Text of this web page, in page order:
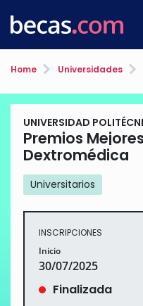
Home Universidades
UNIVERSIDAD
Premios
Dextromédica
Universitarios
INSCRIPCIONES
Inicio
30/07/2025
Finalizada